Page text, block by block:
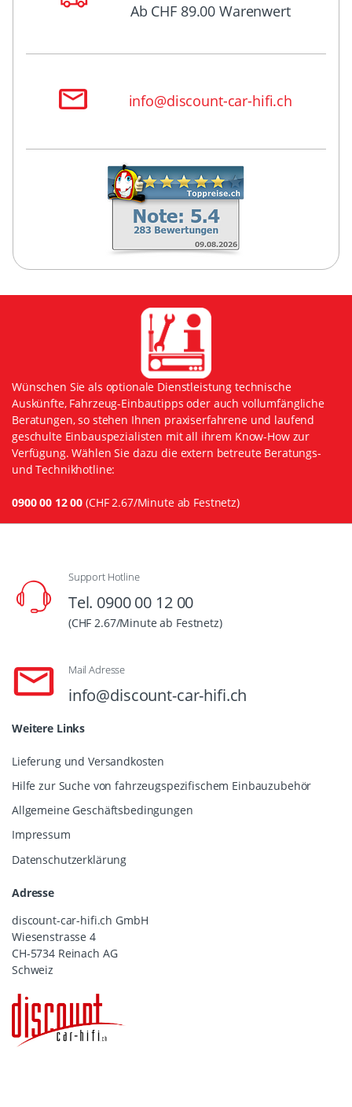
Ab CHF 89.00 Warenwert
info@discount-car-hifi.ch
Wünschen Sie als optionale Dienstleistung technische
Auskünfte, Fahrzeug-Einbautipps oder auch vollumfängliche
Beratungen, so stehen Ihnen praxiserfahrene und laufend
geschulte Einbauspezialisten mit all ihrem Know-How zur
Verfügung. Wählen Sie dazu die extern betreute Beratungs-
und Technikhotline:
0900 00 12 00 (CHF 2.67/Minute ab Festnetz)
Support Hotline
Tel. 0900 00 12 00
(CHF 2.67/Minute ab Festnetz)
Mail Adresse
info@discount-car-hifi.ch
Weitere Links
Lieferung und Versandkosten
Hilfe zur Suche von fahrzeugspezifischem Einbauzubehör
Allgemeine Geschäftsbedingungen
Impressum
Datenschutzerklärung
Adresse
discount-car-hifi.ch GmbH
Wiesenstrasse 4
CH-5734 Reinach AG
Schweiz